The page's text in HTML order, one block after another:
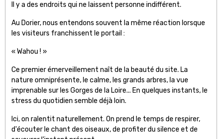
Il y a des endroits qui ne laissent personne indifférent.
Au Dorier, nous entendons souvent la même réaction lorsque
les visiteurs franchissent le portail :
« Wahou ! »
Ce premier émerveillement naît de la beauté du site. La
nature omniprésente, le calme, les grands arbres, la vue
imprenable sur les Gorges de la Loire... En quelques instants, le
stress du quotidien semble déjà loin.
Ici, on ralentit naturellement. On prend le temps de respirer,
d'écouter le chant des oiseaux, de profiter du silence et de